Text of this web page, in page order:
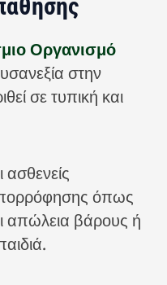
Οργανισμό
στην
σε τυπική και
ασθενείς
όπως
απώλεια βάρους ή